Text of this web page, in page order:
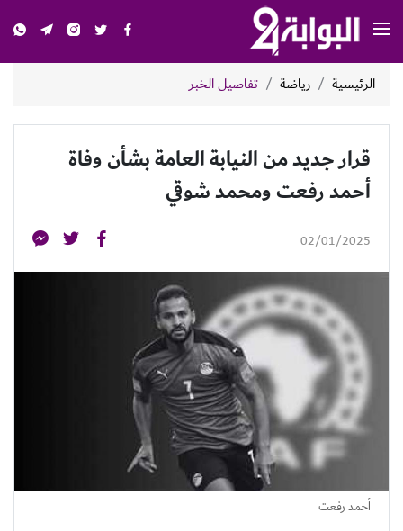
الرئيسية رياضة تفاصيل الخبر
قرار جديد من النيابة العامة بشأن وفاة
أحمد رفعت ومحمد شوقي
02/01/2025
أحمد رفعت